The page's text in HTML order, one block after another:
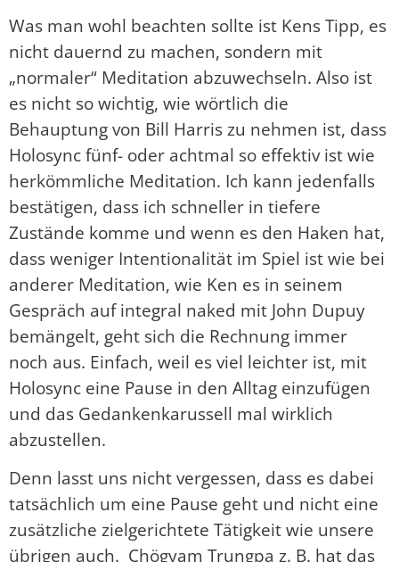
Was man wohl beachten sollte ist Kens Tipp, es
nicht dauernd zu machen, sondern mit
„normaler“ Meditation abzuwechseln. Also ist
es nicht so wichtig, wie wörtlich die
Behauptung von Bill Harris zu nehmen ist, dass
Holosync fünf- oder achtmal so effektiv ist wie
herkömmliche Meditation. Ich kann jedenfalls
bestätigen, dass ich schneller in tiefere
Zustände komme und wenn es den Haken hat,
dass weniger Intentionalität im Spiel ist wie bei
anderer Meditation, wie Ken es in seinem
Gespräch auf integral naked mit John Dupuy
bemängelt, geht sich die Rechnung immer
noch aus. Einfach, weil es viel leichter ist, mit
Holosync eine Pause in den Alltag einzufügen
und das Gedankenkarussell mal wirklich
abzustellen.
Denn lasst uns nicht vergessen, dass es dabei
tatsächlich um eine Pause geht und nicht eine
zusätzliche zielgerichtete Tätigkeit wie unsere
übrigen auch. Chögyam Trungpa z. B. hat das